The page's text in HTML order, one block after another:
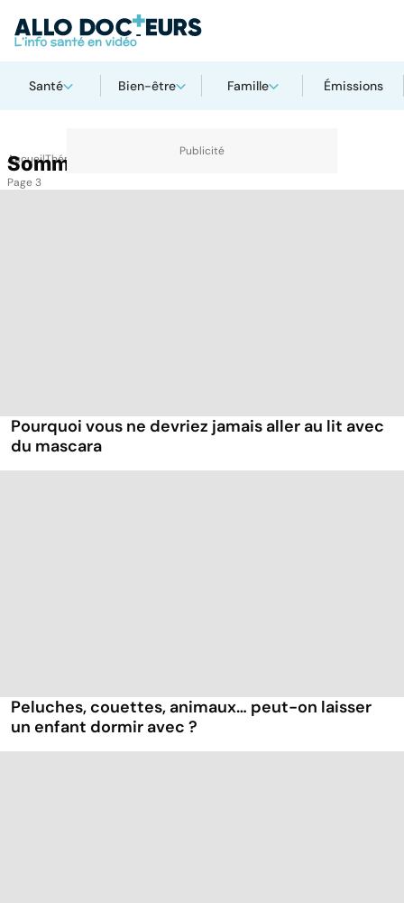
Santé Bien-être Famille Émissions
AccueilThématiques
Sommeil
Page 3
Pourquoi vous ne devriez jamais aller au lit avec
du mascara
Peluches, couettes, animaux… peut-on laisser
un enfant dormir avec ?